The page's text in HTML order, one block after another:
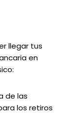
llegar tus
en
de las
los retiros